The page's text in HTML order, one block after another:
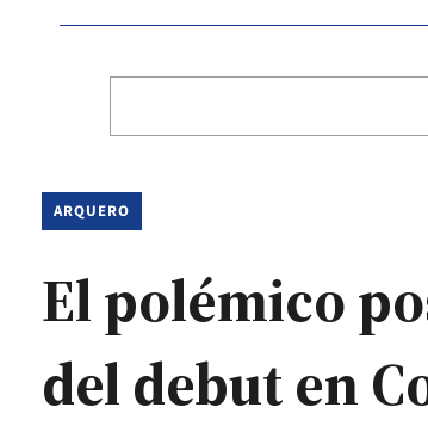
ARQUERO
El polémico
del debut en